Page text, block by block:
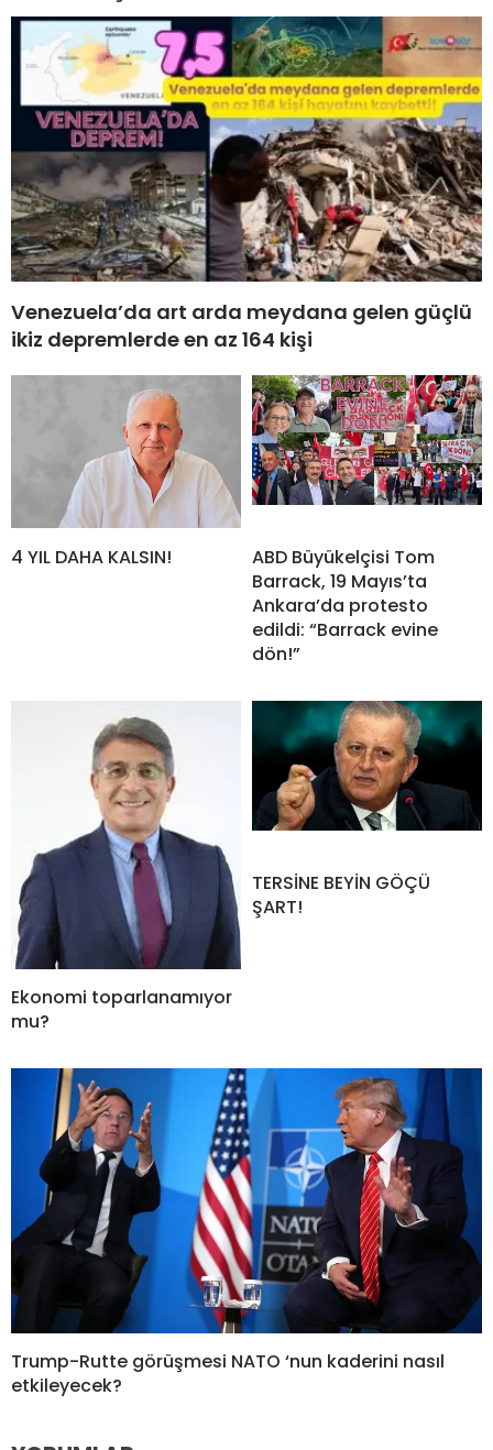
Venezuela’da art arda meydana gelen güçlü
ikiz depremlerde en az 164 kişi
4 YIL DAHA KALSIN!
ABD Büyükelçisi Tom
Barrack, 19 Mayıs’ta
Ankara’da protesto
edildi: “Barrack evine
dön!”
Ekonomi toparlanamıyor
mu?
TERSİNE BEYİN GÖÇÜ
ŞART!
Trump-Rutte görüşmesi NATO ‘nun kaderini nasıl
etkileyecek?